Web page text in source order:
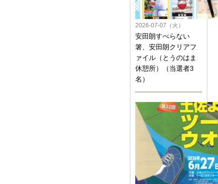
2026-07-07（火）
安田朗すべらない
箸、安田朗クリアフ
ァイル（とうのはま
休憩所）（当選者3
名）